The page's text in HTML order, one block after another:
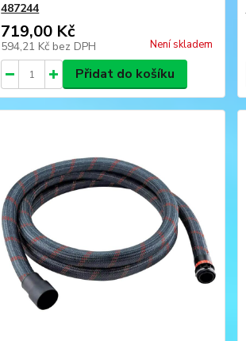
487244
719,00 Kč
594,21 Kč bez DPH Není skladem
Přidat do košíku